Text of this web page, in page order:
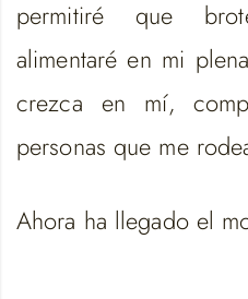
permitiré que
alimentaré en mi
crezca en mí,
personas que me
Ahora ha llegado el